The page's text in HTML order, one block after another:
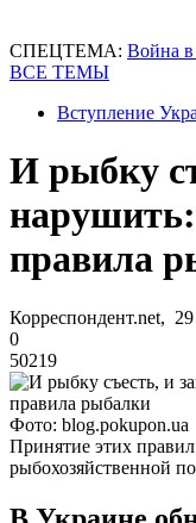
СПЕЦТЕМА: Война
ВСЕ ТЕМЫ
Вступление
И рыбку
правила
Корреспондент.net,
0
50219
Фото: blog.pokupon.ua
Принятие этих
рыбохозяйственной